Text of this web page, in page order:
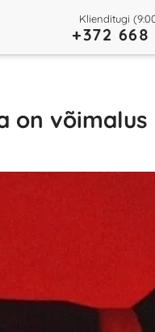
Klienditugi
+372 668
on